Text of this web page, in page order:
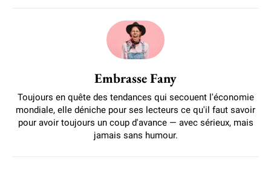
Embrasse Fany
Toujours en quête des tendances qui secouent l'économie
mondiale, elle déniche pour ses lecteurs ce qu'il faut savoir
pour avoir toujours un coup d'avance — avec sérieux, mais
jamais sans humour.